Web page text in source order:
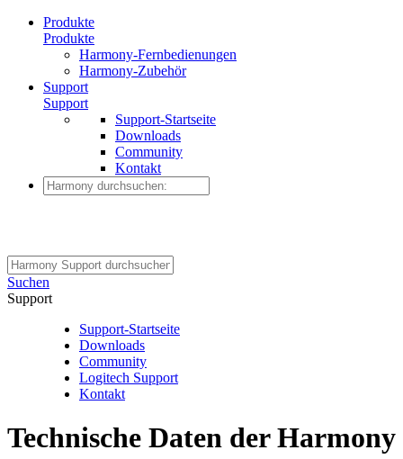
Produkte
Produkte
Harmony-Fernbedienungen
Harmony-Zubehör
Support
Support
Support-Startseite
Downloads
Community
Kontakt
Suchen
Support
Support-Startseite
Downloads
Community
Logitech Support
Kontakt
Technische Daten der Harmony